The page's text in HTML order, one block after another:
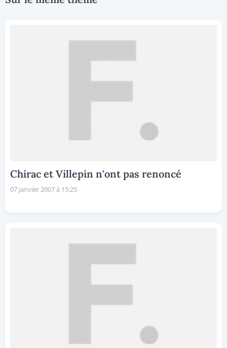
Chirac et Villepin n'ont pas renoncé
07 janvier 2007 à 15:25